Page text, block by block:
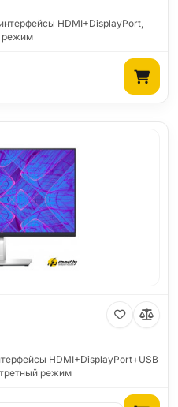
HDMI+DisplayPort,
режим
HDMI+DisplayPort+USB
режим